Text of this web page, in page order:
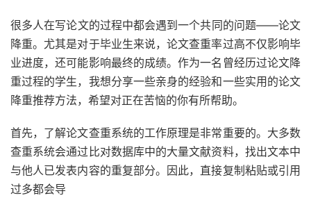
很多人在写论文的过程中都会遇到一个共同的问题——论文
降重。尤其是对于毕业生来说，论文查重率过高不仅影响毕
业进度，还可能影响最终的成绩。作为一名曾经历过论文降
重过程的学生，我想分享一些亲身的经验和一些实用的论文
降重推荐方法，希望对正在苦恼的你有所帮助。
首先，了解论文查重系统的工作原理是非常重要的。大多数
查重系统会通过比对数据库中的大量文献资料，找出文本中
与他人已发表内容的重复部分。因此，直接复制粘贴或引用
过多都会导